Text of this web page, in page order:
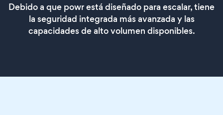
Debido a que powr está diseñado para escalar, tiene
la seguridad integrada más avanzada y las
capacidades de alto volumen disponibles.